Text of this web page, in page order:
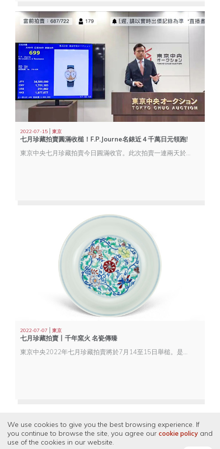
2022-07-15 |東京
七月珍藏拍賣圓滿收槌！F.P.Journe名錶近４千萬日元領跑!
2022-07-07 |東京
七月珍藏拍賣丨千年窯火 名瓷傳臻
We use cookies to give you the best browsing experience. If
you continue to browse the site, you agree our cookie policy and
use of the cookies in our website.